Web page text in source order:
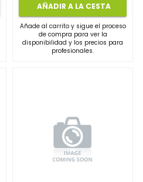
AÑADIR A LA CESTA
Añade al carrito y sigue el proceso
de compra para ver la
disponibilidad y los precios para
profesionales.